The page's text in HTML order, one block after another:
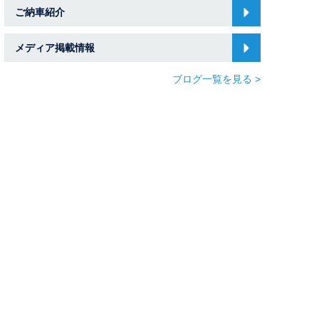
ご納車紹介
メディア掲載情報
ブログ一覧を見る >